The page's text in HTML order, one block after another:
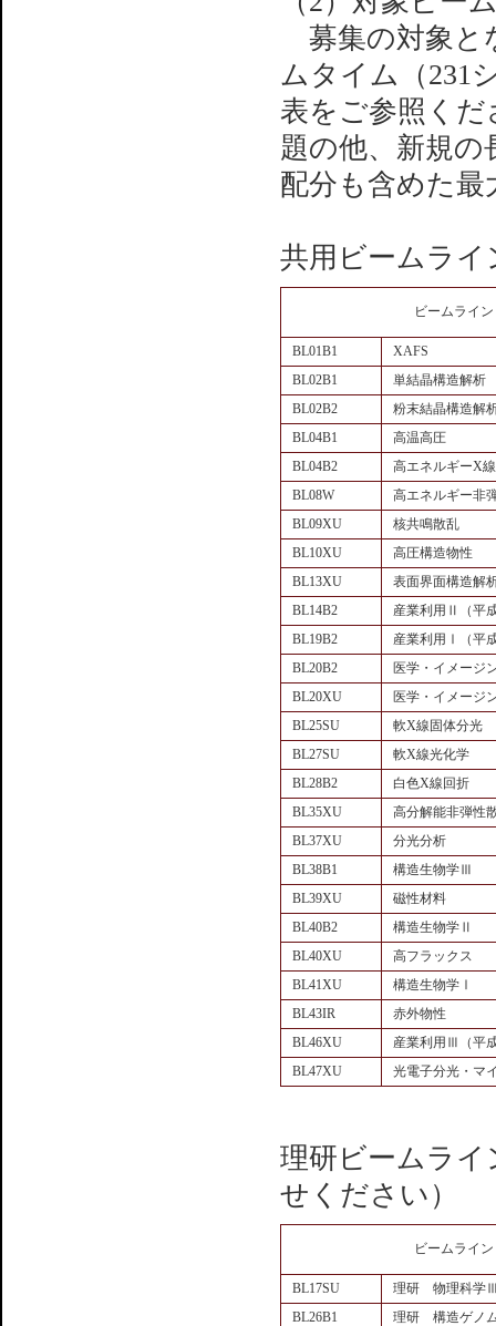
募集の対象と
ムタイム（231
表をご参照く
題の他、新規の
配分も含めた
共用ビームライ
ビームライン
BL01B1
XAFS
BL02B1
単結晶構造解析
BL02B2
粉末結晶構造解
BL04B1
高温高圧
BL04B2
高エネルギーX
BL08W
高エネルギー非
BL09XU
核共鳴散乱
BL10XU
高圧構造物性
BL13XU
表面界面構造解
BL14B2
産業利用Ⅱ（平
BL19B2
産業利用Ⅰ（平
BL20B2
医学・イメージ
BL20XU
医学・イメージ
BL25SU
軟X線固体分光
BL27SU
軟X線光化学
BL28B2
白色X線回折
BL35XU
高分解能非弾性
BL37XU
分光分析
BL38B1
構造生物学Ⅲ
BL39XU
磁性材料
BL40B2
構造生物学Ⅱ
BL40XU
高フラックス
BL41XU
構造生物学Ⅰ
BL43IR
赤外物性
BL46XU
産業利用Ⅲ（平
BL47XU
光電子分光・マ
理研ビームライ
せください）
ビームライン
BL17SU
理研 物理科学
BL26B1
理研 構造ゲノ